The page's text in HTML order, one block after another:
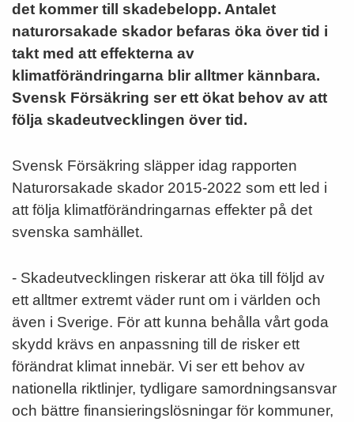
det kommer till skadebelopp. Antalet
naturorsakade skador befaras öka över tid i
takt med att effekterna av
klimatförändringarna blir alltmer kännbara.
Svensk Försäkring ser ett ökat behov av att
följa skadeutvecklingen över tid.
Svensk Försäkring släpper idag rapporten
Naturorsakade skador 2015-2022 som ett led i
att följa klimatförändringarnas effekter på det
svenska samhället.
- Skadeutvecklingen riskerar att öka till följd av
ett alltmer extremt väder runt om i världen och
även i Sverige. För att kunna behålla vårt goda
skydd krävs en anpassning till de risker ett
förändrat klimat innebär. Vi ser ett behov av
nationella riktlinjer, tydligare samordningsansvar
och bättre finansieringslösningar för kommuner,